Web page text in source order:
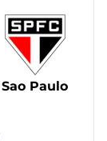
Sao Paulo